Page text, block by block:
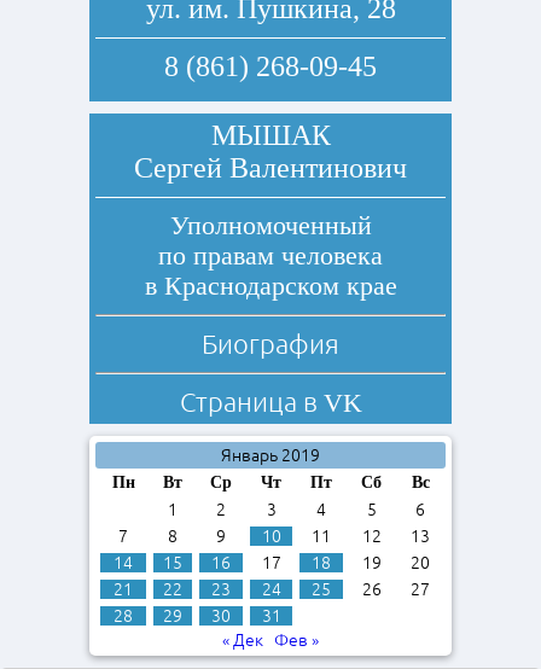
ул. им. Пушкина, 28
8 (861) 268-09-45
МЫШАК
Сергей Валентинович
Уполномоченный
по правам человека
в Краснодарском крае
Биография
Страница в VK
Январь 2019
Пн Вт Ср Чт Пт Сб Вс
1 2 3 4 5
6
7
8 9 10 11 12
13
14
15 16 17 18 19
20
21
22 23 24 25 26
27
28
29 30
31
« Дек
Фев »